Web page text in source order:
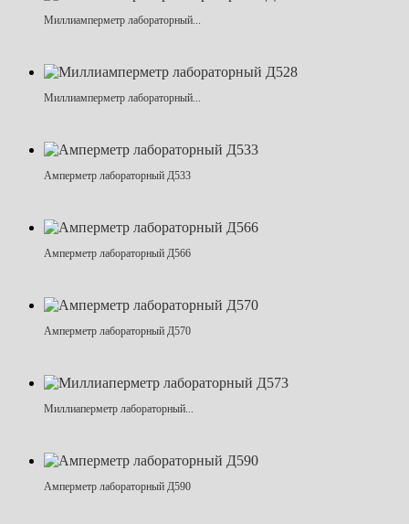
Миллиамперметр лабораторный...
Миллиамперметр лабораторный...
Амперметр лабораторный Д533
Амперметр лабораторный Д566
Амперметр лабораторный Д570
Миллиаперметр лабораторный...
Амперметр лабораторный Д590